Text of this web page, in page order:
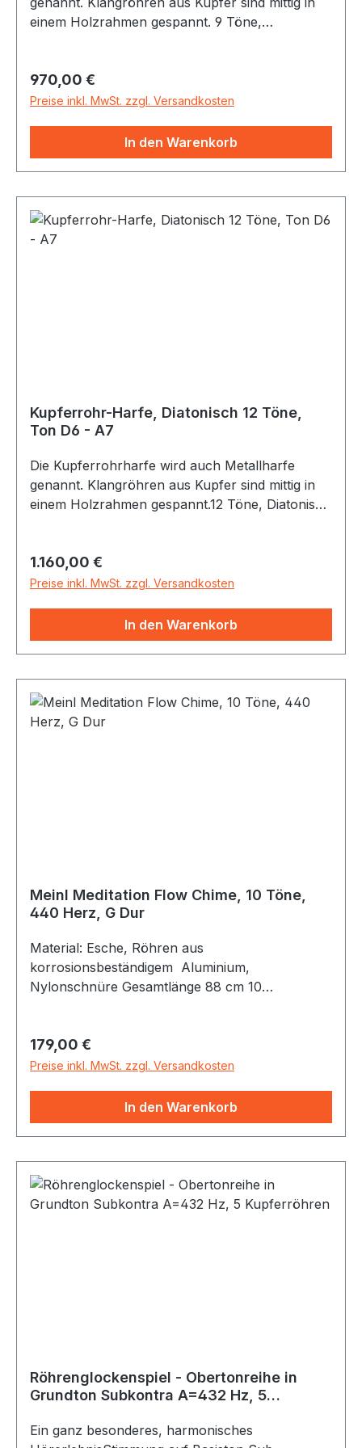
einem Holzrahmen gespannt. 9 Töne,
bestäubten Fingerspitzen angerieben. Dabei
entstehen ganz feine, sanft anschwellende,
Regulärer Preis:
970,00 €
Preise inkl. MwSt. zzgl. Versandkosten
In den Warenkorb
Kupferrohr-Harfe, Diatonisch 12 Töne,
Ton D6 - A7
Die Kupferrohrharfe wird auch Metallharfe
genannt. Klangröhren aus Kupfer sind mittig in
einem Holzrahmen gespannt.12 Töne, Diatonisch
Fingerspitzen angerieben. Dabei entstehen ganz
feine, sanft anschwellende, lichthafte Klänge.
Regulärer Preis:
1.160,00 €
Preise inkl. MwSt. zzgl. Versandkosten
In den Warenkorb
Meinl Meditation Flow Chime, 10 Töne,
440 Herz, G Dur
Material: Esche, Röhren aus
korrosionsbeständigem Aluminium,
Nylonschnüre Gesamtlänge 88 cm 10
einem beflockten Samtpolster und verstellbaren
Schultergurten Integrierte Halterung für
enthalten Dieses hochwertige Instrument
„Meditation Flow Chime“ eignet sich zur
Meditation, Entspannung oder Klangtherapie.
Sein Klang hat eine ausgleichende Wirkung auf
Körper, Geist und Seele. Es ist von beiden Seiten
bespielbar. Die Klangröhren werden mit dem
Regulärer Preis:
179,00 €
Preise inkl. MwSt. zzgl. Versandkosten
In den Warenkorb
Röhrenglockenspiel - Obertonreihe in
Grundton Subkontra A=432 Hz, 5
Ein ganz besonderes, harmonisches